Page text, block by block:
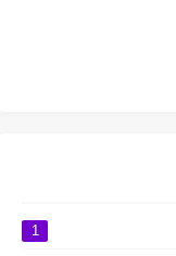
1